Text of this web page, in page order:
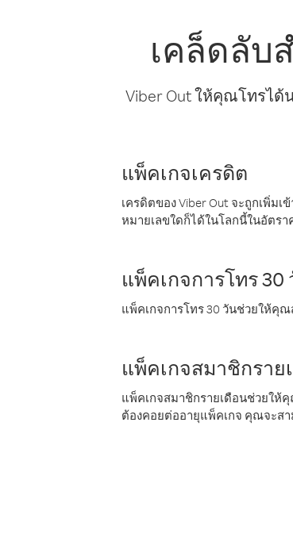
เคล็ดลับ
Viber Out ให้คุณโทรไ
แพ็คเกจเครดิต
เครดิตของ Viber Out จะถูกเพิ่ม
หมายเลขใดก็ได้ในโลกนี้ในอัตร
แพ็คเกจการโทร 30
แพ็คเกจการโทร 30 วันช่วยให้คุ
แพ็คเกจสมาชิกราย
แพ็คเกจสมาชิกรายเดือนช่วยให้
ต้องคอยต่ออายุแพ็คเกจ คุณจะส